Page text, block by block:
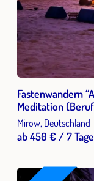
Fastenwandern
Meditation
Mirow, Deutschland
ab 450 € / 7 Tage